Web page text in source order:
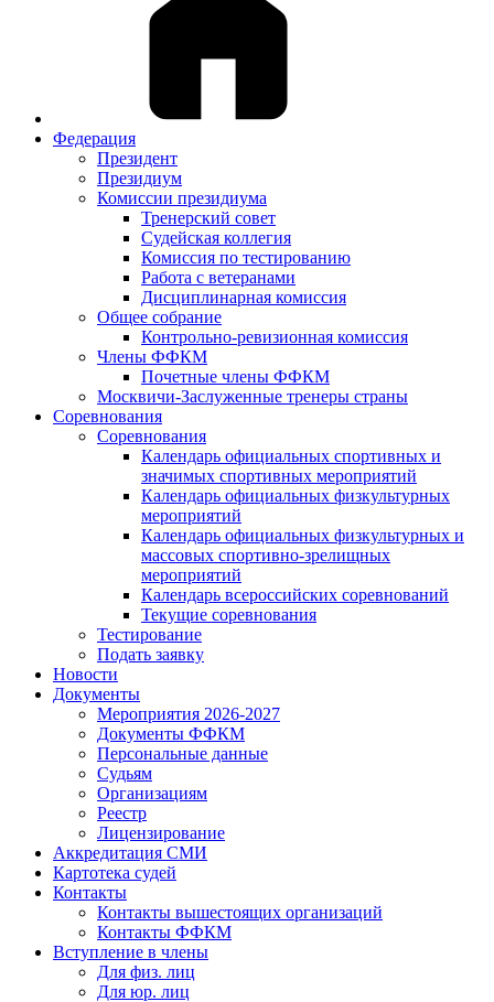
Федерация
Президент
Президиум
Комиссии президиума
Тренерский совет
Судейская коллегия
Комиссия по тестированию
Работа с ветеранами
Дисциплинарная комиссия
Общее собрание
Контрольно-ревизионная комиссия
Члены ФФКМ
Почетные члены ФФКМ
Москвичи-Заслуженные тренеры страны
Соревнования
Соревнования
Календарь официальных спортивных и
значимых спортивных мероприятий
Календарь официальных физкультурных
мероприятий
Календарь официальных физкультурных и
массовых спортивно-зрелищных
мероприятий
Календарь всероссийских соревнований
Текущие соревнования
Тестирование
Подать заявку
Новости
Документы
Мероприятия 2026-2027
Документы ФФКМ
Персональные данные
Судьям
Организациям
Реестр
Лицензирование
Аккредитация СМИ
Картотека судей
Контакты
Контакты вышестоящих организаций
Контакты ФФКМ
Вступление в члены
Для физ. лиц
Для юр. лиц